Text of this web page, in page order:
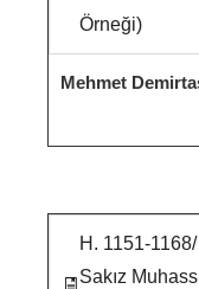
Örneği)
Mehmet
H. 1151-
Sakız